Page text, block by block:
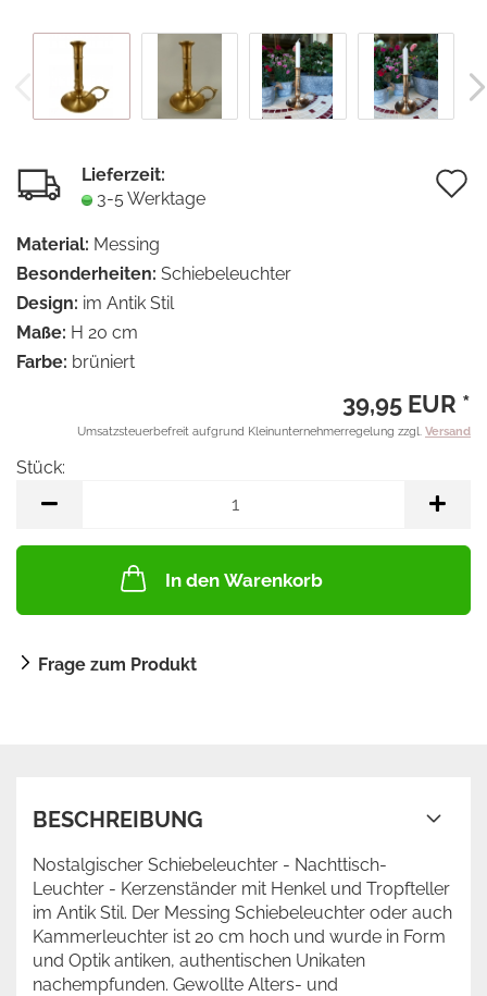
Lieferzeit:
3-5 Werktage
Material: Messing
Besonderheiten: Schiebeleuchter
Design: im Antik Stil
Maße: H 20 cm
Farbe: brüniert
39,95 EUR *
Umsatzsteuerbefreit aufgrund Kleinunternehmerregelung zzgl. Versand
Stück:
In den Warenkorb
Frage zum Produkt
BESCHREIBUNG
Nostalgischer Schiebeleuchter - Nachttisch-
Leuchter - Kerzenständer mit Henkel und Tropfteller
im Antik Stil. Der Messing Schiebeleuchter oder auch
Kammerleuchter ist 20 cm hoch und wurde in Form
und Optik antiken, authentischen Unikaten
nachempfunden. Gewollte Alters- und